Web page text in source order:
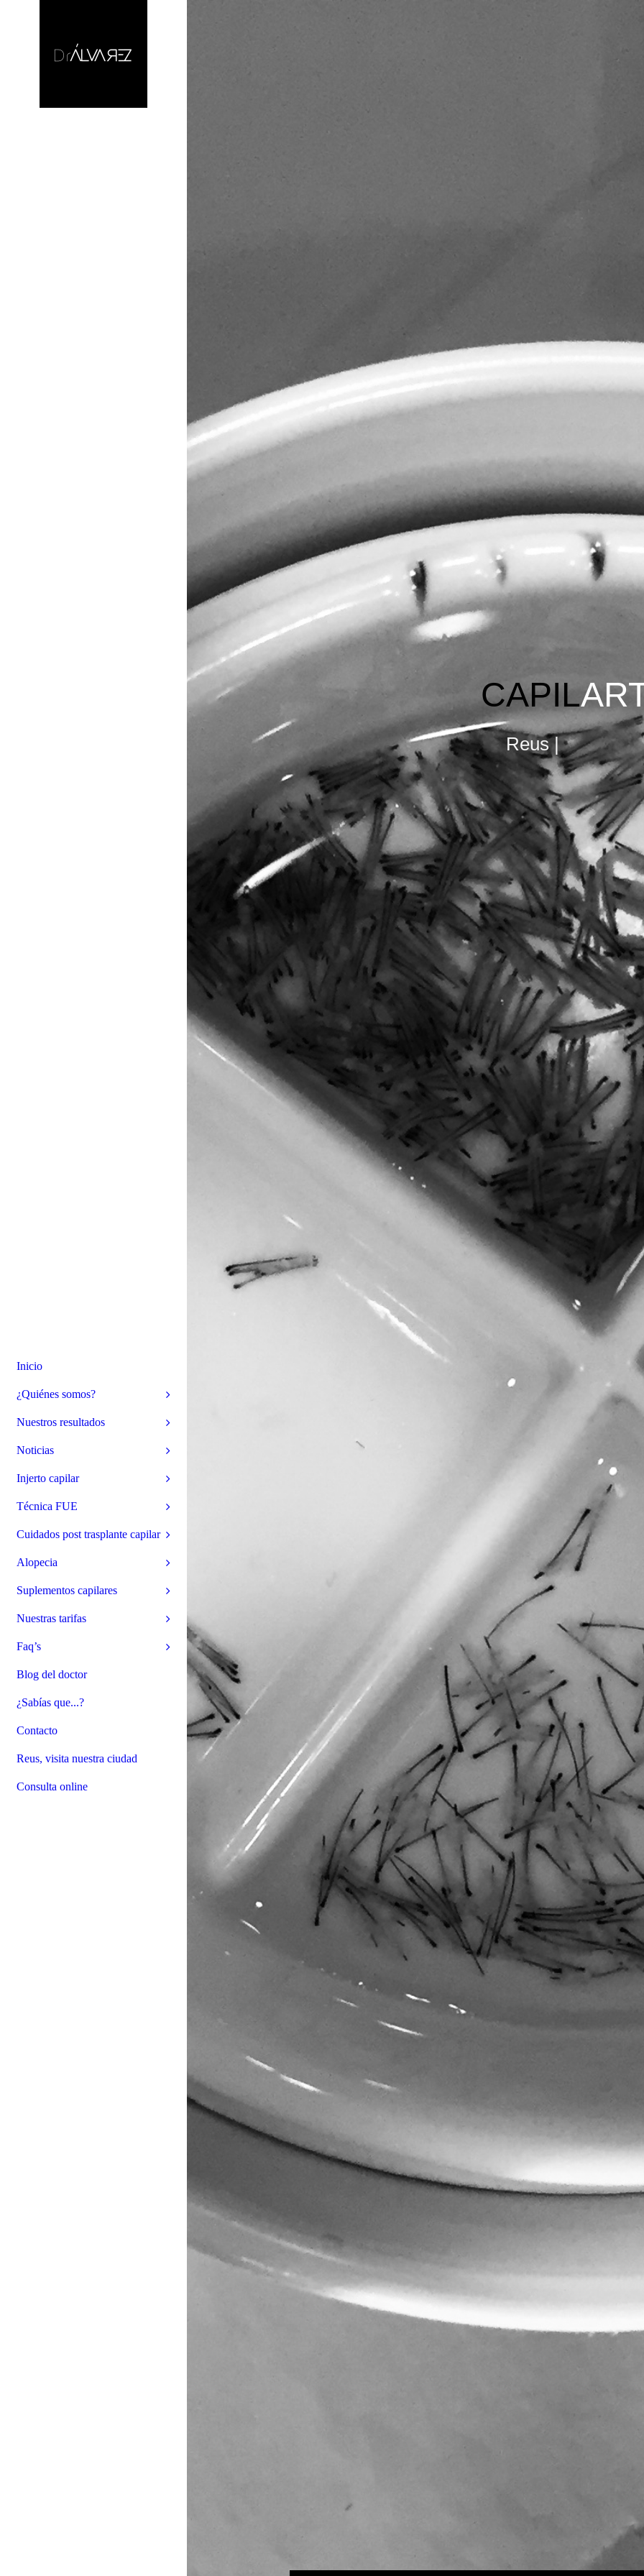
CAPILAR
Reus |
Inicio
¿Quiénes somos?
Nuestros resultados
Noticias
Injerto capilar
Técnica FUE
Cuidados post trasplante capilar
Alopecia
Suplementos capilares
Nuestras tarifas
Faq’s
Blog del doctor
¿Sabías que...?
Contacto
Reus, visita nuestra ciudad
Consulta online